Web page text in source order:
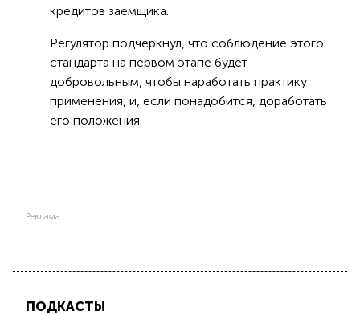
кредитов заемщика.
Регулятор подчеркнул, что соблюдение этого
стандарта на первом этапе будет
добровольным, чтобы наработать практику
применения, и, если понадобится, доработать
его положения.
Реклама
ПОДКАСТЫ